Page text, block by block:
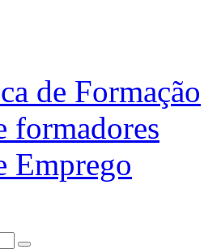
de Formação
formadores
Emprego